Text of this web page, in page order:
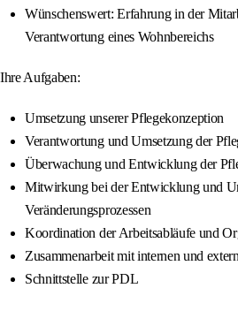
Wünschenswert: Erfahrung in der
Verantwortung eines Wohnbereichs
Ihre Aufgaben:
Umsetzung unserer Pflegekonzeption
Verantwortung und Umsetzung der
Überwachung und Entwicklung der
Mitwirkung bei der Entwicklung und
Veränderungsprozessen
Koordination der Arbeitsabläufe und
Zusammenarbeit mit internen und
Schnittstelle zur PDL